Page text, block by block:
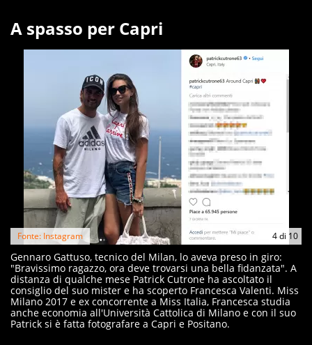
A spasso per Capri
4di 10
Fonte: Instagram
Gennaro Gattuso, tecnico del Milan, lo aveva preso in giro:
"Bravissimo ragazzo, ora deve trovarsi una bella fidanzata". A
distanza di qualche mese Patrick Cutrone ha ascoltato il
consiglio del suo mister e ha scoperto Francesca Valenti. Miss
Milano 2017 e ex concorrente a Miss Italia, Francesca studia
anche economia all'Università Cattolica di Milano e con il suo
Patrick si è fatta fotografare a Capri e Positano.